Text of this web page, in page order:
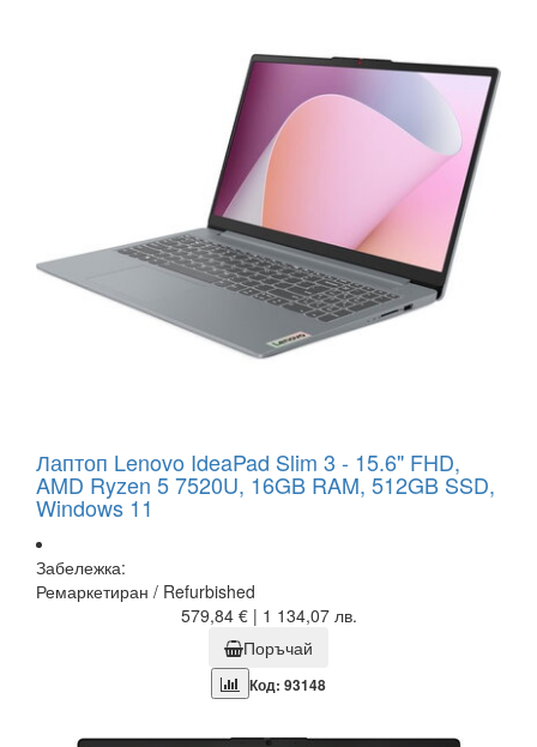
Лаптоп Lenovo IdeaPad Slim 3 - 15.6" FHD,
AMD Ryzen 5 7520U, 16GB RAM, 512GB SSD,
Windows 11
Забележка:
Ремаркетиран / Refurbished
579,84 € | 1 134,07 лв.
Поръчай
Код: 93148